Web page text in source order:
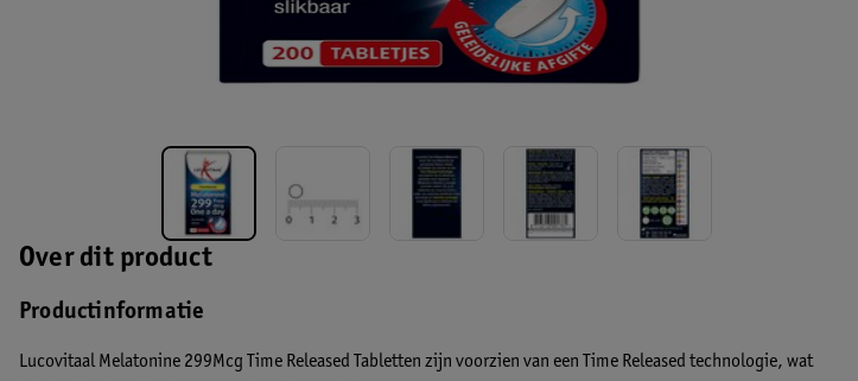
Over dit product
Productinformatie
Lucovitaal Melatonine 299Mcg Time Released Tabletten zijn voorzien van een Time Released technologie, wat